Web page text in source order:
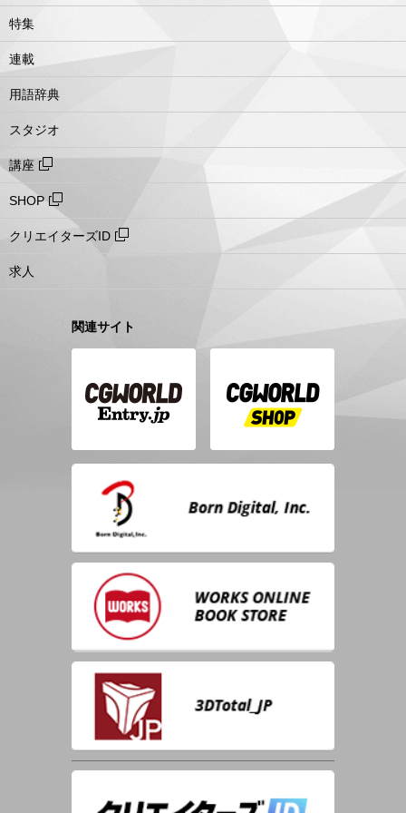
特集
連載
用語辞典
スタジオ
講座
SHOP
クリエイターズID
求人
関連サイト